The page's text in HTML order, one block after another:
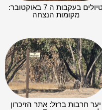
טיולים בעקבות ה 7 באוקטובר:
מקומות הנצחה
יער חרבות ברזל: אתר הזיכרון